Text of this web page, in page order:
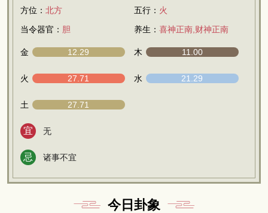
方位： 北方 五行： 火
当令器官： 胆 养生： 喜神正南,财神正南
金 12.29 木 11.00
火 27.71 水 21.29
土 27.71
宜 无
忌 诸事不宜
今日卦象